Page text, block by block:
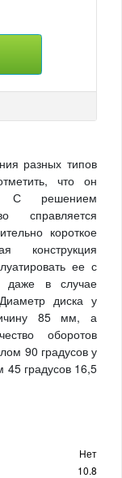
разных типов
что он
С решением
справляется
короткое
конструкция
ее с
даже в случае
диска у
85 мм, а
оборотов
90 градусов у
45 градусов 16,5
Нет
10.8